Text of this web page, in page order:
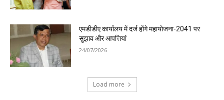
एमडीडीए कार्यालय में दर्ज होंगे महायोजना-2041 पर
सुझाव और आपत्तियां
24/07/2026
Load more